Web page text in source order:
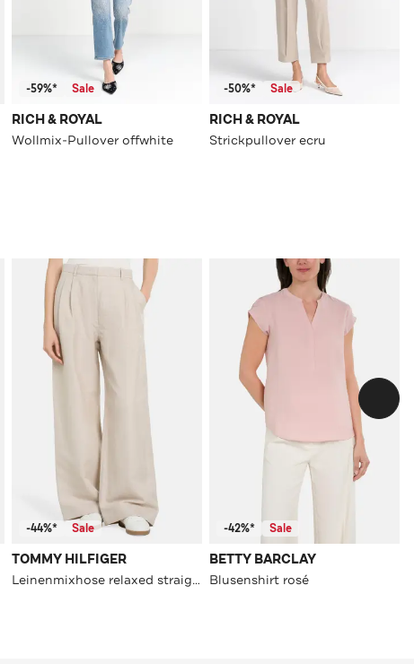
-59%* Sale
RICH & ROYAL
Wollmix-Pullover offwhite
-50%* Sale
RICH & ROYAL
Strickpullover ecru
-44%* Sale
TOMMY HILFIGER
Leinenmixhose relaxed straight
-42%* Sale
BETTY BARCLAY
Blusenshirt rosé